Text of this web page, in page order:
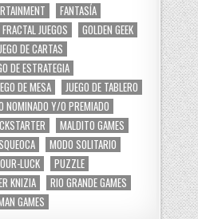
FANTASÍA
FRACTAL JUEGOS
GOLDEN GEEK
DE CARTAS
DE ESTRATEGIA
DE MESA
JUEGO DE TABLERO
NOMINADO Y/O PREMIADO
MALDITO GAMES
MODO SOLITARIO
LUCK
PUZZLE
KNIZIA
RIO GRANDE GAMES
GAMES